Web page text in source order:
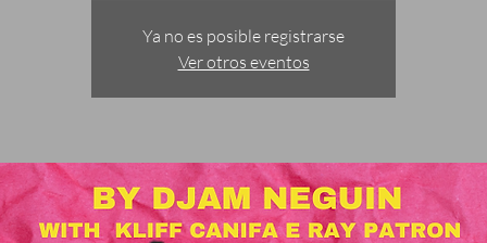
Ya no es posible registrarse
Ver otros eventos